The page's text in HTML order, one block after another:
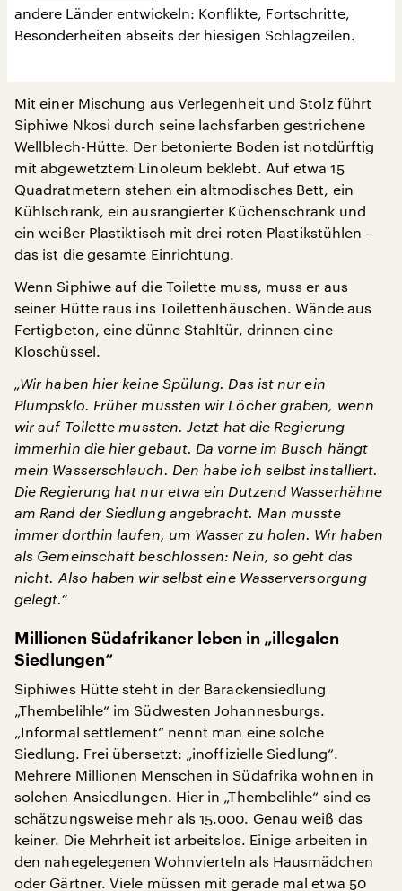
andere Länder entwickeln: Konflikte, Fortschritte,
Besonderheiten abseits der hiesigen Schlagzeilen.
Mit einer Mischung aus Verlegenheit und Stolz führt
Siphiwe Nkosi durch seine lachsfarben gestrichene
Wellblech-Hütte. Der betonierte Boden ist notdürftig
mit abgewetztem Linoleum beklebt. Auf etwa 15
Quadratmetern stehen ein altmodisches Bett, ein
Kühlschrank, ein ausrangierter Küchenschrank und
ein weißer Plastiktisch mit drei roten Plastikstühlen –
das ist die gesamte Einrichtung.
Wenn Siphiwe auf die Toilette muss, muss er aus
seiner Hütte raus ins Toilettenhäuschen. Wände aus
Fertigbeton, eine dünne Stahltür, drinnen eine
Kloschüssel.
„Wir haben hier keine Spülung. Das ist nur ein
Plumpsklo. Früher mussten wir Löcher graben, wenn
wir auf Toilette mussten. Jetzt hat die Regierung
immerhin die hier gebaut. Da vorne im Busch hängt
mein Wasserschlauch. Den habe ich selbst installiert.
Die Regierung hat nur etwa ein Dutzend Wasserhähne
am Rand der Siedlung angebracht. Man musste
immer dorthin laufen, um Wasser zu holen. Wir haben
als Gemeinschaft beschlossen: Nein, so geht das
nicht. Also haben wir selbst eine Wasserversorgung
gelegt.“
Millionen Südafrikaner leben in „illegalen
Siedlungen“
Siphiwes Hütte steht in der Barackensiedlung
„Thembelihle“ im Südwesten Johannesburgs.
„Informal settlement“ nennt man eine solche
Siedlung. Frei übersetzt: „inoffizielle Siedlung“.
Mehrere Millionen Menschen in Südafrika wohnen in
solchen Ansiedlungen. Hier in „Thembelihle“ sind es
schätzungsweise mehr als 15.000. Genau weiß das
keiner. Die Mehrheit ist arbeitslos. Einige arbeiten in
den nahegelegenen Wohnvierteln als Hausmädchen
oder Gärtner. Viele müssen mit gerade mal etwa 50